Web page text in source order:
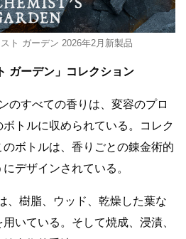
ト ガーデン 2026年2月新製品
ガーデン」コレクション
のすべての香りは、変容のプロ
トルに収められている。コレク
ボトルは、香りごとの錬金術的
デザインされている。
、樹脂、ウッド、乾燥した葉な
いている。そして焼成、浸漬、